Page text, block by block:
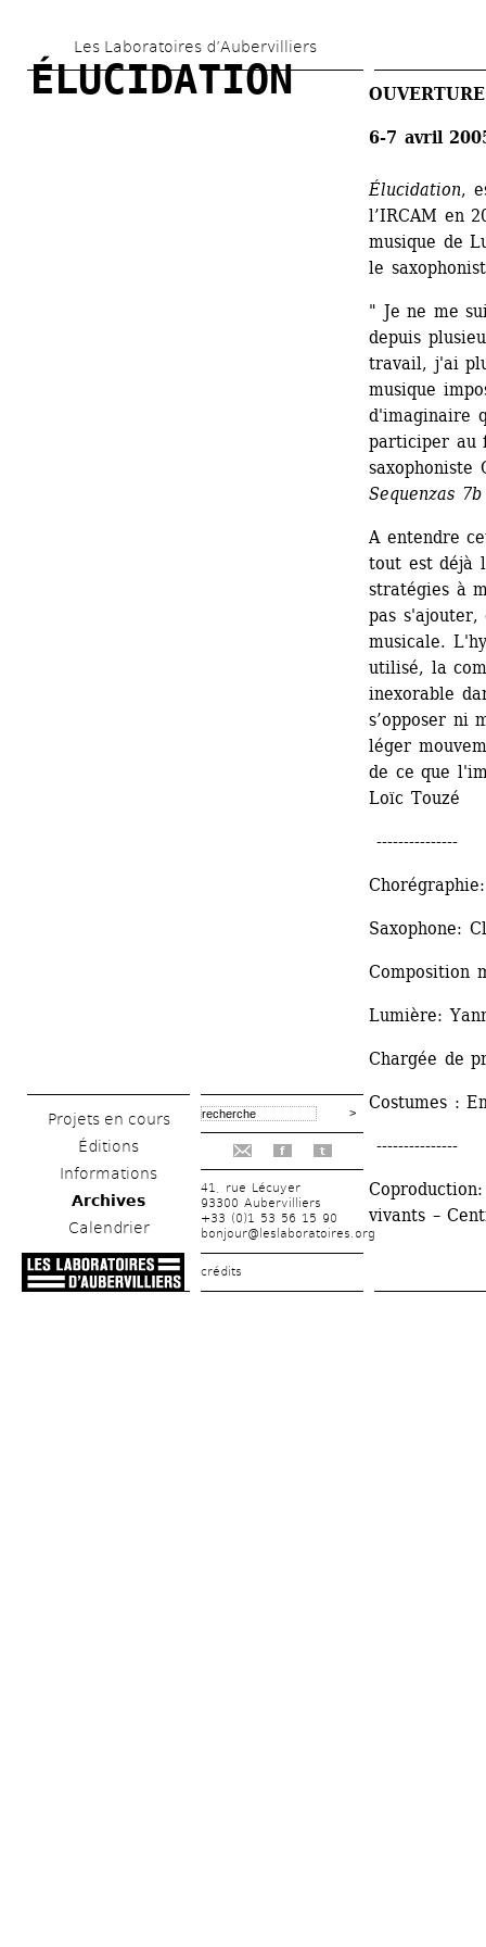
au
contenu
Les Laboratoires d’Aubervilliers
ÉLUCIDATION
Projets en cours
Éditions
Informations
Archives
Calendrier
f t
41, rue Lécuyer
93300 Aubervilliers
+33 (0)1 53 56 15 90
bonjour@leslaboratoires.org
crédits
6-7 avril
Élucidation,
l’IRCAM en
musique de
le
" Je ne me
depuis
travail, j'ai
musique
d'imaginaire
participer au
saxophoniste
Sequenzas 7b
A entendre
tout est déjà
stratégies à
pas
musicale.
utilisé, la
inexorable
s’opposer ni
léger
de ce que
Loïc Touzé
---------------
Saxophone:
Composition
Lumière:
Chargée de
Costumes :
---------------
vivants –